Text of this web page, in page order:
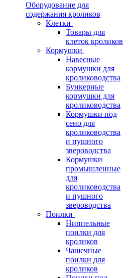
Оборудование для
содержания кроликов
Клетки
Товары для
клеток кроликов
Кормушки
Навесные
кормушки для
кролиководства
Бункерные
кормушки для
кролиководства
Кормушки под
сено для
кролиководства
и пушного
звероводства
Кормушки
промышленные
для
кролиководства
и пушного
звероводства
Поилки
Ниппельные
поилки для
кроликов
Чашечные
поилки для
кроликов